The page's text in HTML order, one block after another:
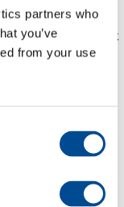
partners who
you’ve
from your use
på volum-
nord-vest
fra Duva
feltet ligger
30%,
Upstream